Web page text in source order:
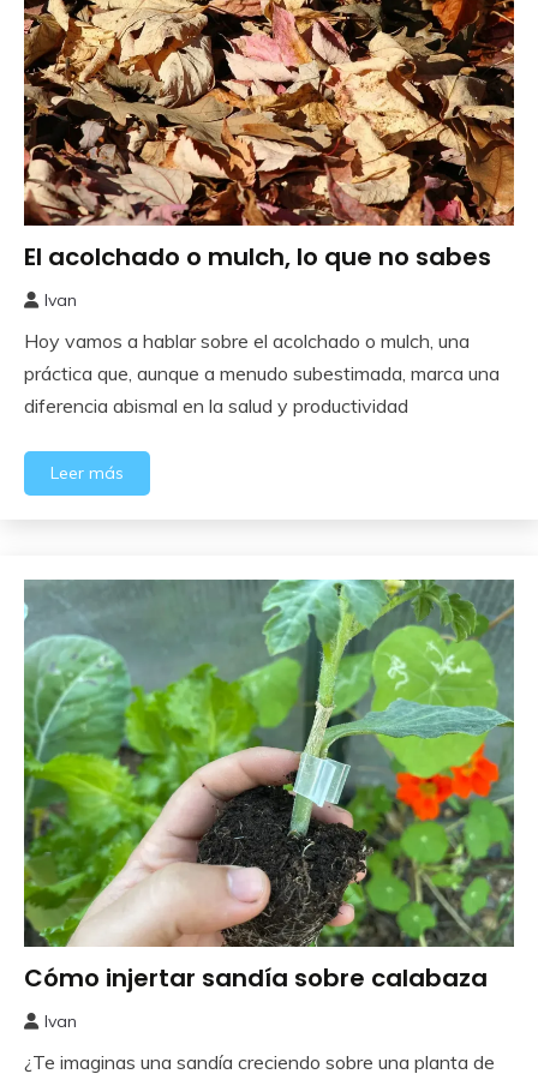
Cuidados
Huerto
El acolchado o mulch, lo que no sabes
mayo,
2025
Ivan
Hoy vamos a hablar sobre el acolchado o mulch, una
práctica que, aunque a menudo subestimada, marca una
diferencia abismal en la salud y productividad
Leer más
Huerto
Cómo injertar sandía sobre calabaza
mayo,
Ivan
¿Te imaginas una sandía creciendo sobre una planta de